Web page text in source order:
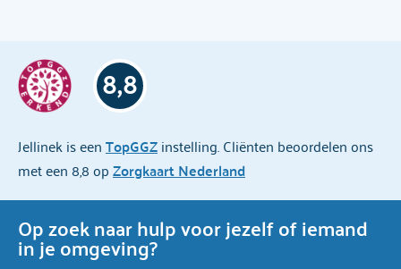
Jellinek is eenTopGGZinstelling. Cliënten beoordelen ons
met een 8,8 opZorgkaart Nederland
8,8
Op zoek naar hulp voor jezelf of iemand
in je omgeving?